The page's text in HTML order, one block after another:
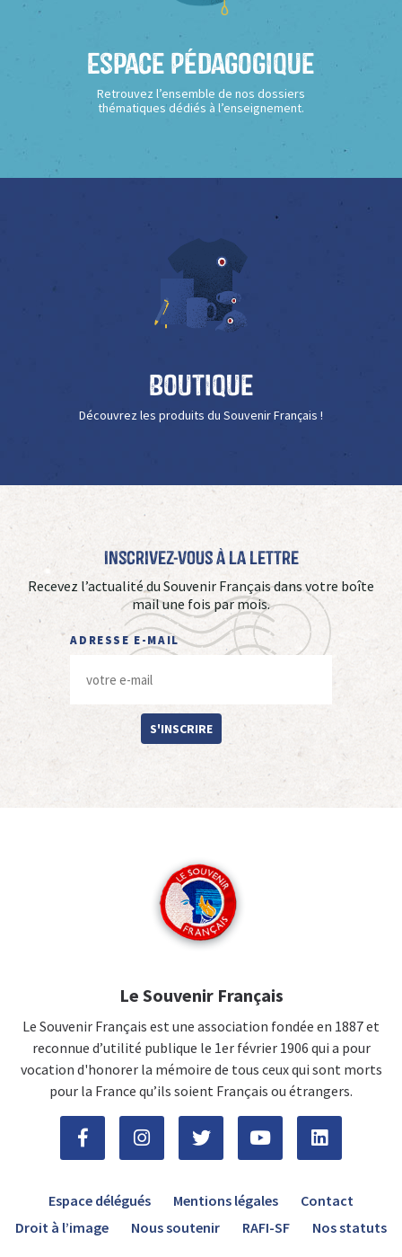
Espace Pédagogique
Retrouvez l’ensemble de nos dossiers
thématiques dédiés à l’enseignement.
Boutique
Découvrez les produits du Souvenir Français !
Inscrivez-vous à La Lettre
Recevez l’actualité du Souvenir Français dans votre boîte
mail une fois par mois.
ADRESSE E-MAIL
S'INSCRIRE
Le Souvenir Français
Le Souvenir Français est une association fondée en 1887 et
reconnue d’utilité publique le 1er février 1906 qui a pour
vocation d'honorer la mémoire de tous ceux qui sont morts
pour la France qu’ils soient Français ou étrangers.
Espace délégués Mentions légales
Contact
Droit à l’image
Nous soutenir RAFI-SF Nos statuts